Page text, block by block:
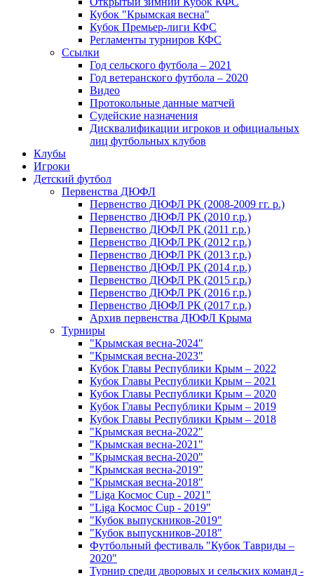
Кубок "Крымская весна"
Кубок Премьер-лиги КФС
Регламенты турниров КФС
Ссылки
Год сельского футбола – 2021
Год ветеранского футбола – 2020
Видео
Протокольные данные матчей
Судейские назначения
Дисквалификации игроков и официальных
лиц футбольных клубов
Клубы
Игроки
Детский футбол
Первенства ДЮФЛ
Первенство ДЮФЛ РК (2008-2009 гг. р.)
Первенство ДЮФЛ РК (2010 г.р.)
Первенство ДЮФЛ РК (2011 г.р.)
Первенство ДЮФЛ РК (2012 г.р.)
Первенство ДЮФЛ РК (2013 г.р.)
Первенство ДЮФЛ РК (2014 г.р.)
Первенство ДЮФЛ РК (2015 г.р.)
Первенство ДЮФЛ РК (2016 г.р.)
Первенство ДЮФЛ РК (2017 г.р.)
Архив первенства ДЮФЛ Крыма
Турниры
"Крымская весна-2024"
"Крымская весна-2023"
Кубок Главы Республики Крым – 2022
Кубок Главы Республики Крым – 2021
Кубок Главы Республики Крым – 2020
Кубок Главы Республики Крым – 2019
Кубок Главы Республики Крым – 2018
"Крымская весна-2022"
"Крымская весна-2021"
"Крымская весна-2020"
"Крымская весна-2019"
"Крымская весна-2018"
"Liga Космос Cup - 2021"
"Liga Космос Cup - 2019"
"Кубок выпускников-2019"
"Кубок выпускников-2018"
Футбольный фестиваль "Кубок Тавриды –
2020"
Турнир среди дворовых и сельских команд -